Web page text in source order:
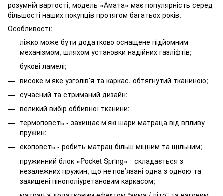
розумній вартості, модель «Амата» має популярність серед
більшості наших покупців протягом багатьох років.
Особливості:
ліжко може бути додатково оснащене підйомним
механізмом, шляхом установки надійних газліфтів;
букові ламелі;
високе м’яке узголів’я та каркас, обтягнутий тканиною;
сучасний та стриманий дизайн;
великий вибір оббивної тканини;
термоповсть - захищає м’які шари матраца від впливу
пружин;
екоповсть - робить матрац більш міцним та щільним;
пружинний блок «Pocket Spring» - складається з
незалежних пружин, що не пов’язані одна з одною та
захищені пінополіуретановим каркасом;